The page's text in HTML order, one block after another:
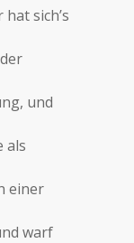
sich’s
und
als
einer
warf